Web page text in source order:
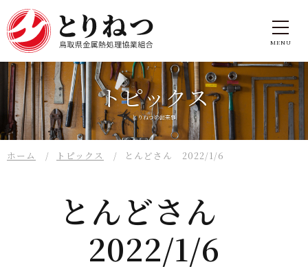
トピックス
とりねつの出来事
ホーム トピックス とんどさん 2022/1/6
とんどさん
2022/1/6